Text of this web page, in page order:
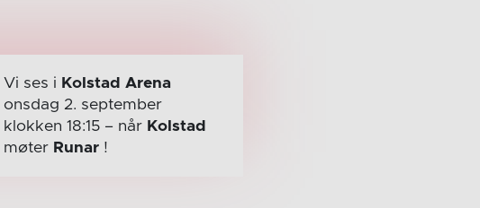
Vi ses i Kolstad Arena
onsdag 2. september
klokken 18:15 – når Kolstad
møter Runar !